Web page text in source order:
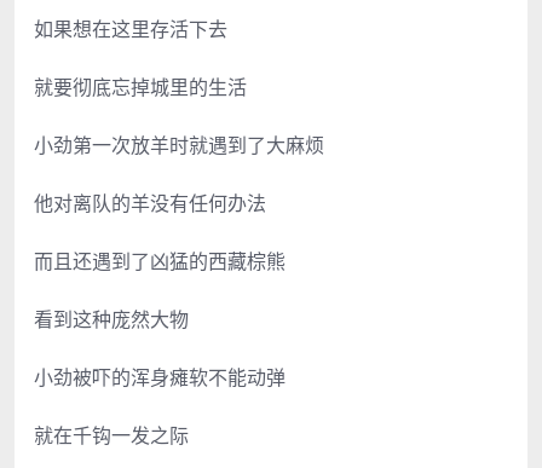
如果想在这里存活下去
就要彻底忘掉城里的生活
小劲第一次放羊时就遇到了大麻烦
他对离队的羊没有任何办法
而且还遇到了凶猛的西藏棕熊
看到这种庞然大物
小劲被吓的浑身瘫软不能动弹
就在千钩一发之际